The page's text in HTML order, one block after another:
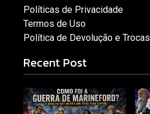
Políticas de Privacidade
Termos de Uso
Política de Devolução e Trocas
Recent Post